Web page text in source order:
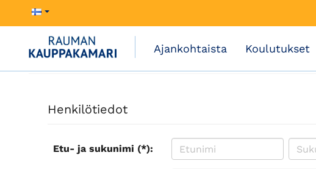
Ajankohtaista Koulutukset
Henkilötiedot
Etu- ja sukunimi (*):